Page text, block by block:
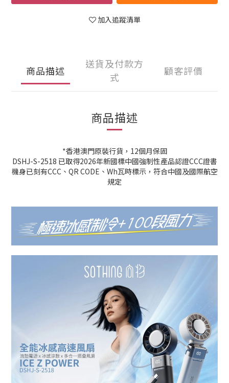
加入追蹤清單
商品描述
送貨及付款方
式
顧客評價
商品描述
*香港澳門原裝行貨，12個月保固
DSHJ-S-2518 已取得2026年新國標中國強制性產品認證CCC證書
機身已刻有CCC、QR CODE、Wh瓦時標示，符合中國及國際航空
規定